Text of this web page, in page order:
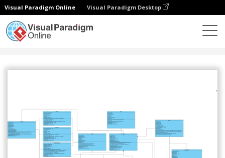
Visual Paradigm Online Visual Paradigm Desktop